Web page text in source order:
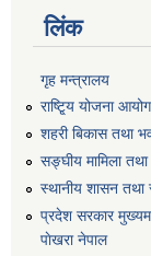
लिंक
गृह मन्त्रालय
राष्टि्ृय योजना आयोग
शहरी बिकास तथा
सङ्घीय मामिला
स्थानीय शासन तथा
प्रदेश सरकार
पाेखरा नेपाल